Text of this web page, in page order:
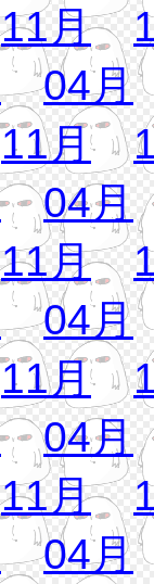
11月
04月
11月
04月
11月
04月
11月
04月
11月
04月